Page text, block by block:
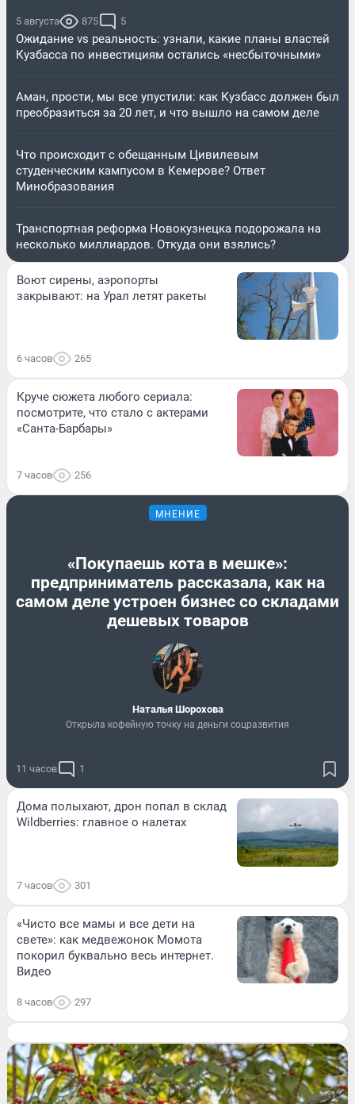
5 августа 875 5
Ожидание vs реальность: узнали, какие планы властей
Кузбасса по инвестициям остались «несбыточными»
Аман, прости, мы все упустили: как Кузбасс должен был
преобразиться за 20 лет, и что вышло на самом деле
Что происходит с обещанным Цивилевым
студенческим кампусом в Кемерове? Ответ
Минобразования
Транспортная реформа Новокузнецка подорожала на
несколько миллиардов. Откуда они взялись?
Воют сирены, аэропорты
закрывают: на Урал летят ракеты
6 часов 265
Круче сюжета любого сериала:
посмотрите, что стало с актерами
«Санта-Барбары»
7 часов 256
МНЕНИЕ
«Покупаешь кота в мешке»:
предприниматель рассказала, как на
самом деле устроен бизнес со складами
дешевых товаров
Наталья Шорохова
Открыла кофейную точку на деньги соцразвития
11 часов 1
Дома полыхают, дрон попал в склад
Wildberries: главное о налетах
7 часов 301
«Чисто все мамы и все дети на
свете»: как медвежонок Момота
покорил буквально весь интернет.
Видео
8 часов 297